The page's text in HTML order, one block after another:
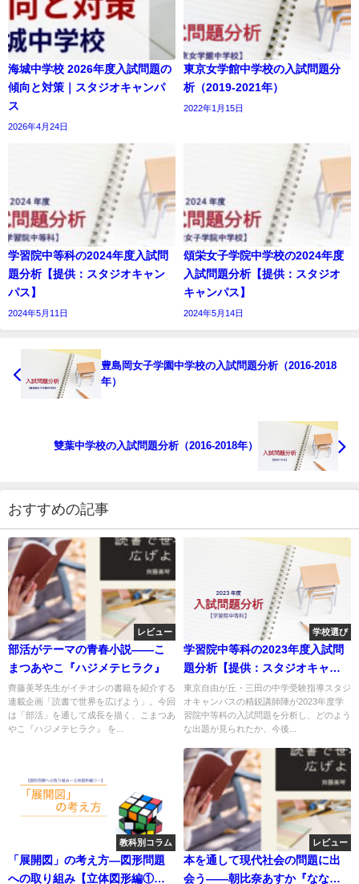
海城中学校 2026年度入試問題の
傾向と対策｜スタジオキャンパ
ス
2026年4月24日
東京女学館中学校の入試問題分
析（2019-2021年）
2022年1月15日
学習院中等科の2024年度入試問
題分析【提供：スタジオキャン
パス】
2024年5月11日
頌栄女子学院中学校の2024年度
入試問題分析【提供：スタジオ
キャンパス】
2024年5月14日
豊島岡女子学園中学校の入試問題分析（2016-2018
年）
雙葉中学校の入試問題分析（2016-2018年）
おすすめの記事
レビュー
部活がテーマの青春小説――こ
まつあやこ『ハジメテヒラク』
齊藤美琴先生がイチオシの書籍を紹介する
連載企画「読書で世界を広げよう」。今回
は「部活」を通して成長を描く、こまつあ
やこ『ハジメテヒラク』 を...
学校選び
学習院中等科の2023年度入試問
題分析【提供：スタジオキャン
パス】
東京自由が丘・三田の中学受験指導スタジ
オキャンパスの精鋭講師陣が2023年度学
習院中等科の入試問題を分析し、どのよう
な出題が見られたか、今後...
教科別コラム
「展開図」の考え方―図形問題
への取り組み【立体図形編①】
レビュー
本を通して現代社会の問題に出
会う――朝比奈あすか『ななみ